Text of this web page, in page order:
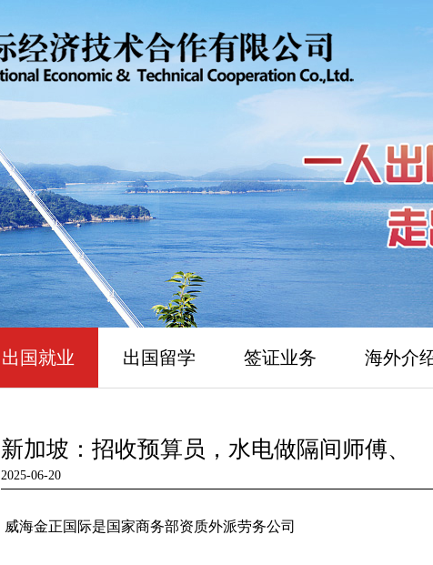
出国就业 出国留学 签证业务 海外介
新加坡：招收预算员，水电做隔间师傅、
2025-06-20
威海金正国际是国家商务部资质外派劳务公司